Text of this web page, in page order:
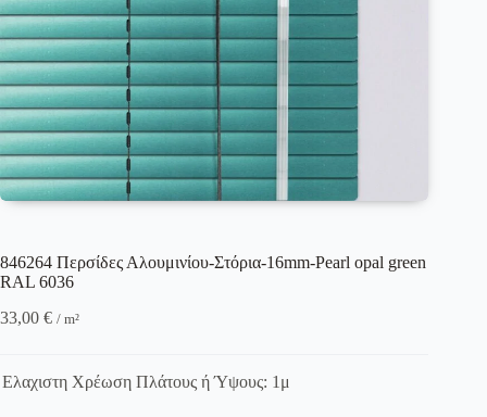
846264 Περσίδες Αλουμινίου-Στόρια-16mm-Pearl opal green
RAL 6036
33,00 € / m²
Ελαχιστη Χρέωση Πλάτους ή Ύψους: 1μ